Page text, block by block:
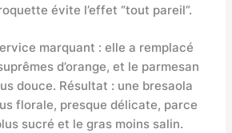
évite l’effet “tout pareil”.
marquant : elle a remplacé
d’orange, et le parmesan
douce. Résultat : une bresaola
florale, presque délicate, parce
sucré et le gras moins salin.